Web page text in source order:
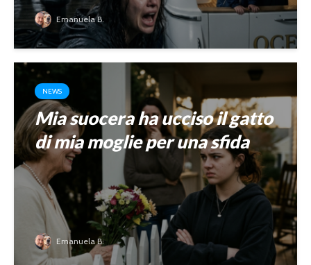
Emanuela B.
NEWS
Mia suocera ha ucciso il gatto
di mia moglie per una sfida
Emanuela B.